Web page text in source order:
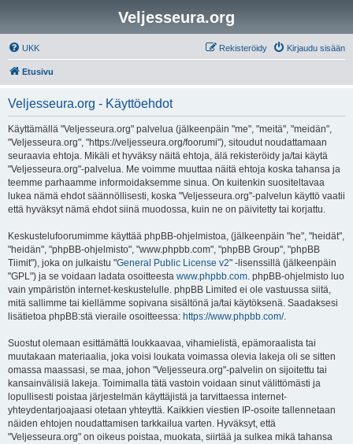
Veljesseura.org
UKK Kirjaudu sisään
Rekisteröidy
Etusivu
Veljesseura.org - Käyttöehdot
Käyttämällä "Veljesseura.org" palvelua (jälkeenpäin "me", "meitä", "meidän",
"Veljesseura.org", "https://veljesseura.org/foorumi"), sitoudut noudattamaan
seuraavia ehtoja. Mikäli et hyväksy näitä ehtoja, älä rekisteröidy ja/tai käytä
"Veljesseura.org"-palvelua. Me voimme muuttaa näitä ehtoja koska tahansa ja
teemme parhaamme informoidaksemme sinua. On kuitenkin suositeltavaa
lukea nämä ehdot säännöllisesti, koska "Veljesseura.org"-palvelun käyttö vaatii
että hyväksyt nämä ehdot siinä muodossa, kuin ne on päivitetty tai korjattu.
Keskustelufoorumimme käyttää phpBB-ohjelmistoa, (jälkeenpäin "he", "heidät",
"heidän", "phpBB-ohjelmisto", "www.phpbb.com", "phpBB Group", "phpBB
Tiimit"), joka on julkaistu "General Public License v2" -lisenssillä (jälkeenpäin
"GPL") ja se voidaan ladata osoitteesta www.phpbb.com. phpBB-ohjelmisto luo
vain ympäristön internet-keskustelulle. phpBB Limited ei ole vastuussa siitä,
mitä sallimme tai kiellämme sopivana sisältönä ja/tai käytöksenä. Saadaksesi
lisätietoa phpBB:stä vieraile osoitteessa: https://www.phpbb.com/.
Suostut olemaan esittämättä loukkaavaa, vihamielistä, epämoraalista tai
muutakaan materiaalia, joka voisi loukata voimassa olevia lakeja oli se sitten
omassa maassasi, se maa, johon "Veljesseura.org"-palvelin on sijoitettu tai
kansainvälisiä lakeja. Toimimalla tätä vastoin voidaan sinut välittömästi ja
lopullisesti poistaa järjestelmän käyttäjistä ja tarvittaessa internet-
yhteydentarjoajaasi otetaan yhteyttä. Kaikkien viestien IP-osoite tallennetaan
näiden ehtojen noudattamisen tarkkailua varten. Hyväksyt, että
"Veljesseura.org" on oikeus poistaa, muokata, siirtää ja sulkea mikä tahansa